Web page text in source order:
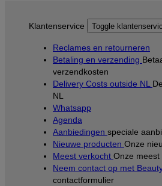
Klantenservice Toggle
Reclames en retourneren
Betaling en verzending
verzendkosten
Delivery Costs outside NL
NL
Whatsapp
Agenda
Aanbiedingen speciale
Nieuwe producten Onze
Meest verkocht Onze meest
Neem contact op met
contactformulier